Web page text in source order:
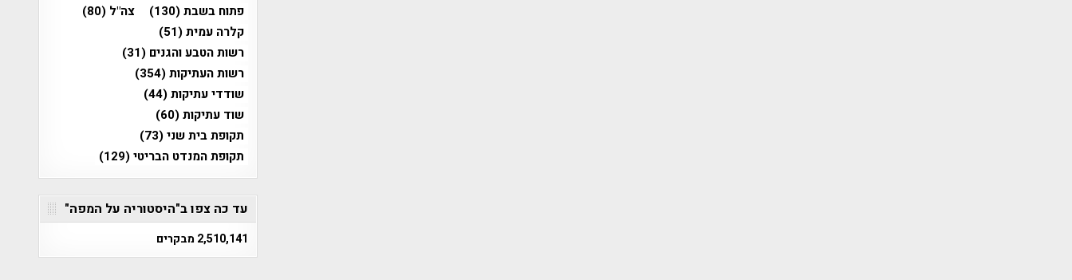
פתוח בשבת(130) צה"ל (80)
קלרה עמית(51)
רשות הטבע והגנים (31)
רשות העתיקות(354)
שודדי עתיקות(44)
שוד עתיקות(60)
תקופת בית שני(73)
תקופת המנדט הבריטי(129)
עד כה צפו ב"היסטוריה על המפה"
2,510,141 מבקרים